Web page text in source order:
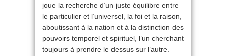
joue la recherche d’un juste équilibre entre
le particulier et l’universel, la foi et la raison,
aboutissant à la nation et à la distinction des
pouvoirs temporel et spirituel, l’un cherchant
toujours à prendre le dessus sur l’autre.